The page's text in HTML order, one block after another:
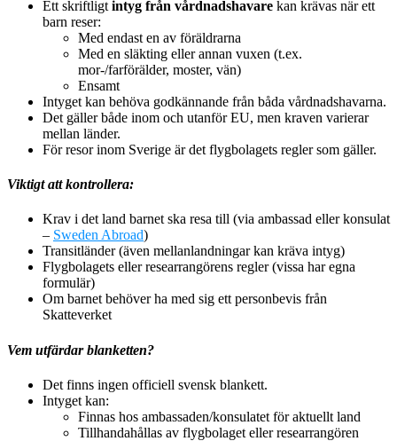
Ett skriftligt intyg från vårdnadshavare kan krävas när ett
barn reser:
Med endast en av föräldrarna
Med en släkting eller annan vuxen (t.ex.
mor-/farförälder, moster, vän)
Ensamt
Intyget kan behöva godkännande från båda vårdnadshavarna.
Det gäller både inom och utanför EU, men kraven varierar
mellan länder.
För resor inom Sverige är det flygbolagets regler som gäller.
Viktigt att kontrollera:
Krav i det land barnet ska resa till (via ambassad eller konsulat
– Sweden Abroad)
Transitländer (även mellanlandningar kan kräva intyg)
Flygbolagets eller researrangörens regler (vissa har egna
formulär)
Om barnet behöver ha med sig ett personbevis från
Skatteverket
Vem utfärdar blanketten?
Det finns ingen officiell svensk blankett.
Intyget kan:
Finnas hos ambassaden/konsulatet för aktuellt land
Tillhandahållas av flygbolaget eller researrangören